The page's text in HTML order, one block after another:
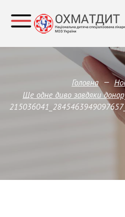
Головна —
Ще одне диво завдяки